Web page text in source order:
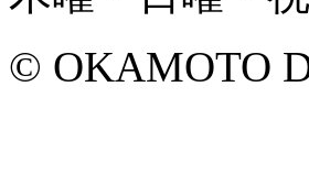
© OKAMOTO